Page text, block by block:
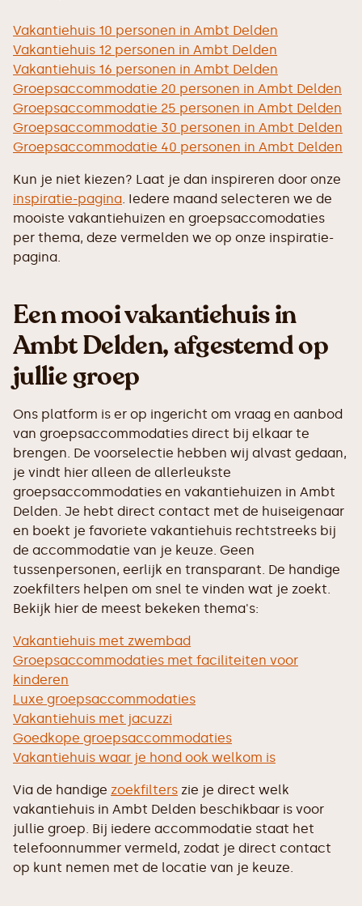
Vakantiehuis 10 personen in Ambt Delden
Vakantiehuis 12 personen in Ambt Delden
Vakantiehuis 16 personen in Ambt Delden
Groepsaccommodatie 20 personen in Ambt Delden
Groepsaccommodatie 25 personen in Ambt Delden
Groepsaccommodatie 30 personen in Ambt Delden
Groepsaccommodatie 40 personen in Ambt Delden
Kun je niet kiezen? Laat je dan inspireren door onze
inspiratie-pagina . Iedere maand selecteren we de
mooiste vakantiehuizen en groepsaccomodaties
per thema, deze vermelden we op onze inspiratie-
pagina.
Een mooi vakantiehuis in
Ambt Delden, afgestemd op
jullie groep
Ons platform is er op ingericht om vraag en aanbod
van groepsaccommodaties direct bij elkaar te
brengen. De voorselectie hebben wij alvast gedaan,
je vindt hier alleen de allerleukste
groepsaccommodaties en vakantiehuizen in Ambt
Delden. Je hebt direct contact met de huiseigenaar
en boekt je favoriete vakantiehuis rechtstreeks bij
de accommodatie van je keuze. Geen
tussenpersonen, eerlijk en transparant. De handige
zoekfilters helpen om snel te vinden wat je zoekt.
Bekijk hier de meest bekeken thema's:
Vakantiehuis met zwembad
Groepsaccommodaties met faciliteiten voor
kinderen
Luxe groepsaccommodaties
Vakantiehuis met jacuzzi
Goedkope groepsaccommodaties
Vakantiehuis waar je hond ook welkom is
Via de handige zoekfilters zie je direct welk
vakantiehuis in Ambt Delden beschikbaar is voor
jullie groep. Bij iedere accommodatie staat het
telefoonnummer vermeld, zodat je direct contact
op kunt nemen met de locatie van je keuze.